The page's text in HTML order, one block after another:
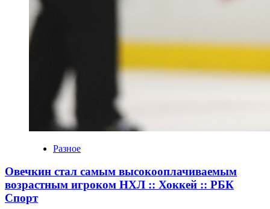
Разное
Овечкин стал самым высокооплачиваемым
возрастным игроком НХЛ :: Хоккей :: РБК
Спорт